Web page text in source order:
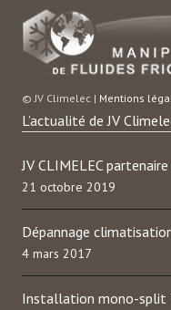
© JV Climelec | Mentions
L’actualité de JV
JV CLIMELEC
21 octobre 2019
Dépannage
4 mars 2017
Installation mono-split